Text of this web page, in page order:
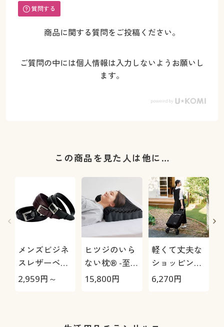
質問する
商品に関する質問をご投稿ください。
ご質問の中には個人情報は入力しないようお願いし
ます。
この商品を見た人は他に…
メンズビジネ
スレザーベル
ト(ルチアーノ
2,959円～
ヒツジのいら
ない枕® -至
極-
15,800円
軽くて丈夫な
ショッピング
カート (保冷
6,270円